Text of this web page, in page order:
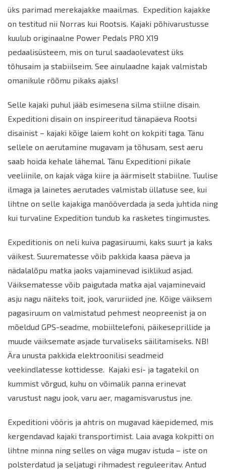
üks parimad merekajakke maailmas. Expedition kajakke
on testitud nii Norras kui Rootsis. Kajaki põhivarustusse
kuulub originaalne Power Pedals PRO X19
pedaalisüsteem, mis on turul saadaolevatest üks
tõhusaim ja stabiilseim. See ainulaadne kajak valmistab
omanikule rõõmu pikaks ajaks!
Selle kajaki puhul jääb esimesena silma stiilne disain.
Expeditioni disain on inspireeritud tänapäeva Rootsi
disainist – kajaki kõige laiem koht on kokpiti taga. Tänu
sellele on aerutamine mugavam ja tõhusam, sest aeru
saab hoida kehale lähemal. Tänu Expeditioni pikale
veeliinile, on kajak väga kiire ja äärmiselt stabiilne. Tuulise
ilmaga ja lainetes aerutades valmistab üllatuse see, kui
lihtne on selle kajakiga manööverdada ja seda juhtida ning
kui turvaline Expedition tundub ka rasketes tingimustes.
Expeditionis on neli kuiva pagasiruumi, kaks suurt ja kaks
väikest. Suurematesse võib pakkida kaasa päeva ja
nädalalõpu matka jaoks vajaminevad isiklikud asjad.
Väiksematesse võib paigutada matka ajal vajaminevaid
asju nagu näiteks toit, jook, varuriided jne. Kõige väiksem
pagasiruum on valmistatud pehmest neopreenist ja on
mõeldud GPS-seadme, mobiiltelefoni, päikeseprillide ja
muude väiksemate asjade turvaliseks säilitamiseks. NB!
Ära unusta pakkida elektroonilisi seadmeid
veekindlatesse kottidesse. Kajaki esi- ja tagatekil on
kummist võrgud, kuhu on võimalik panna erinevat
varustust nagu jook, varu aer, magamisvarustus jne.
Expeditioni vööris ja ahtris on mugavad käepidemed, mis
kergendavad kajaki transportimist. Laia avaga kokpitti on
lihtne minna ning selles on väga mugav istuda – iste on
polsterdatud ja seljatugi rihmadest reguleeritav. Antud